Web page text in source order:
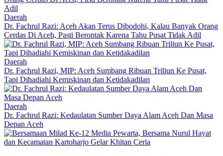
Daerah
Dr. Fachrul Razi: Aceh Akan Terus Dibodohi, Kalau Banyak Orang
Cerdas Di Aceh, Pasti Berontak Karena Tahu Pusat Tidak Adil
Daerah
Dr. Fachrul Razi, MIP: Aceh Sumbang Ribuan Triliun Ke Pusat,
Tapi Dihadiahi Kemiskinan dan Ketidakadilan
Daerah
Dr. Fachrul Razi: Kedaulatan Sumber Daya Alam Aceh Dan Masa
Depan Aceh